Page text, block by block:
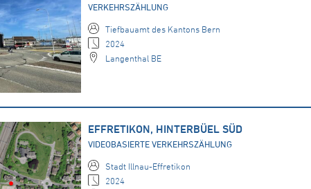
VERKEHRSZÄHLUNG
Tiefbauamt des Kantons Bern
2024
Langenthal BE
EFFRETIKON, HINTERBÜEL SÜD
VIDEOBASIERTE VERKEHRSZÄHLUNG
Stadt Illnau-Effretikon
2024